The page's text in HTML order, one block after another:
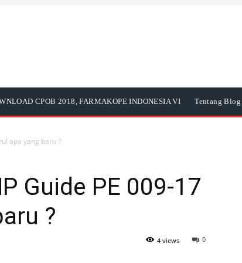
CPOB 2018, FARMAKOPE INDONESIA VI Tentang
apa yang baru ?
Guide PE 009-17
?
0
4 views